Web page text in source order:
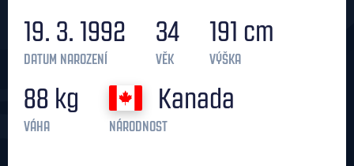
19. 3. 1992
DATUM NAROZENÍ
34
VĚK
191 cm
VÝŠKA
88 kg
VÁHA
Kanada
NÁRODNOST